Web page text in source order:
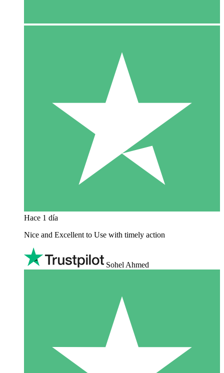
Hace 1 día
Nice and Excellent to Use with timely action
Sohel Ahmed